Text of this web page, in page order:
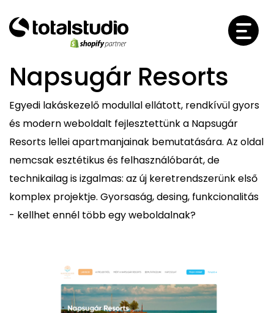
Napsugár Resorts
Egyedi lakáskezelő modullal ellátott, rendkívül gyors
és modern weboldalt fejlesztettünk a Napsugár
Resorts lellei apartmanjainak bemutatására. Az oldal
nemcsak esztétikus és felhasználóbarát, de
technikailag is izgalmas: az új keretrendszerünk első
komplex projektje. Gyorsaság, desing, funkcionalitás
- kellhet ennél több egy weboldalnak?